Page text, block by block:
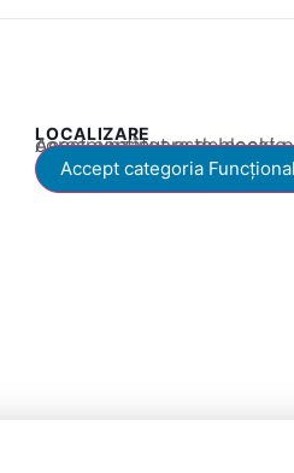
LOCALIZARE
Acest conținut este blocat până când acceptați categoria corespunzătoare de
Accept categoria